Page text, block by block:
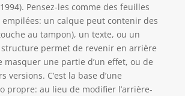
Pensez-les comme des feuilles
un calque peut contenir des
au tampon), un texte, ou un
structure permet de revenir en arrière
masquer une partie d’un effet, ou de
versions. C’est la base d’une
propre: au lieu de modifier l’arrière-